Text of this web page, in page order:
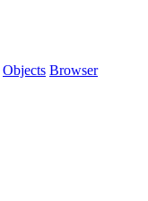
Objects Browser